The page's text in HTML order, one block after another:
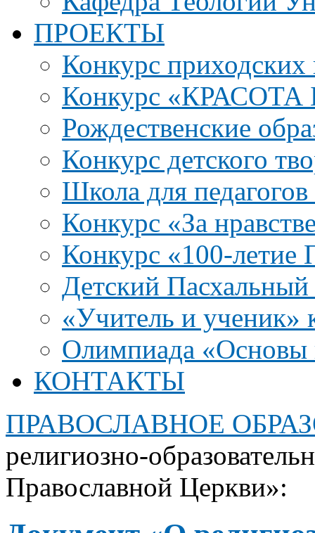
ПРОЕКТЫ
Конкурс приходских
Конкурс
Рождественские
Конкурс детского
Школа для
Конкурс «За
Конкурс «100-летие
Детский Пасхальный
«Учитель и ученик»
Олимпиада «Основы
КОНТАКТЫ
ПРАВОСЛАВНОЕ
религиозно-
Православной Церкви»: